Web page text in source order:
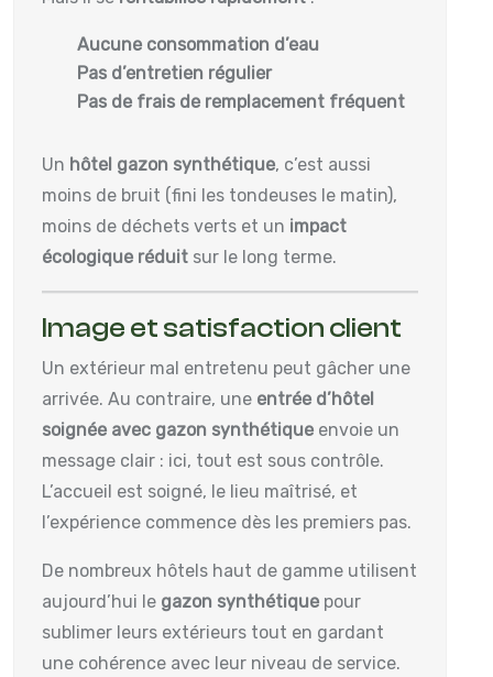
Aucune consommation d’eau
Pas d’entretien régulier
Pas de frais de remplacement fréquent
Un hôtel gazon synthétique, c’est aussi
moins de bruit (fini les tondeuses le matin),
moins de déchets verts et un impact
écologique réduit sur le long terme.
Image et satisfaction client
Un extérieur mal entretenu peut gâcher une
arrivée. Au contraire, une entrée d’hôtel
soignée avec gazon synthétique envoie un
message clair : ici, tout est sous contrôle.
L’accueil est soigné, le lieu maîtrisé, et
l’expérience commence dès les premiers pas.
De nombreux hôtels haut de gamme utilisent
aujourd’hui le gazon synthétique pour
sublimer leurs extérieurs tout en gardant
une cohérence avec leur niveau de service.